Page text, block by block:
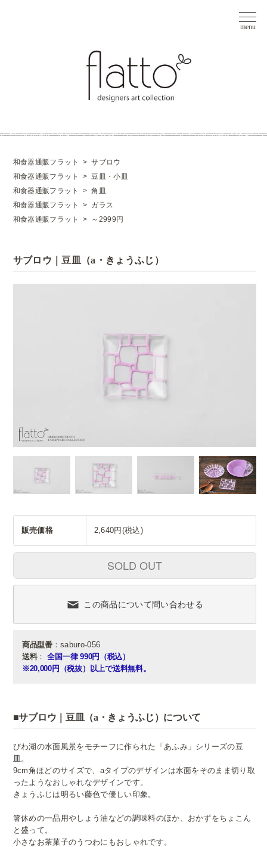
和食器通販フラット >サブロウ
和食器通販フラット
>豆皿・小皿
和食器通販フラット
>角皿
和食器通販フラット
> ガラス
和食器通販フラット
> ～2999円
サブロウ｜豆皿（a・きょうふじ）
販売価格 2,640円(税込)
SOLD OUT
この商品について問い合わせる
商品型番：saburo-056
送料： 全国一律 990円（税込）
※20,000円（税抜）以上で送料無料。
■サブロウ｜豆皿（a・きょうふじ）について
びわ湖の水面風景をモチーフに作られた「あふみ」シリーズの豆
皿。
9cm角ほどのサイズで、aタイプのデザインは水面をそのまま切り取
ったようなおしゃれなデザインです。
きょうふじは明るい藤色で優しい印象。
箸休めの一品用やしょう油などの調味料のほか、おかずをちょこん
と盛って。
小さなお茶菓子のうつわにもおしゃれです。